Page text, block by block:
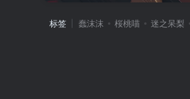
标签 蠢沫沫 桜桃喵 迷之呆梨